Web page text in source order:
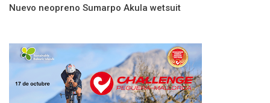
Nuevo neopreno Sumarpo Akula wetsuit